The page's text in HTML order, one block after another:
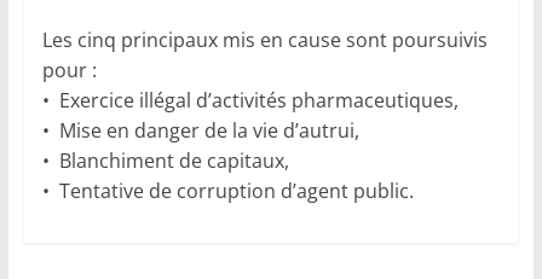
Les cinq principaux mis en cause sont poursuivis
pour :
• Exercice illégal d’activités pharmaceutiques,
• Mise en danger de la vie d’autrui,
• Blanchiment de capitaux,
• Tentative de corruption d’agent public.